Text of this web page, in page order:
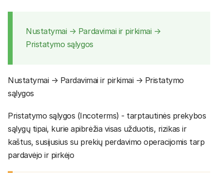
Nustatymai → Pardavimai ir pirkimai →
Pristatymo sąlygos
Nustatymai → Pardavimai ir pirkimai → Pristatymo
sąlygos
Pristatymo sąlygos (Incoterms) - tarptautinės prekybos
sąlygų tipai, kurie apibrėžia visas užduotis, rizikas ir
kaštus, susijusius su prekių perdavimo operacijomis tarp
pardavėjo ir pirkėjo